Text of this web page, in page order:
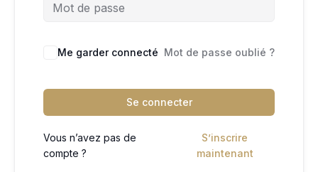
Me garder connecté Mot de passe oublié ?
Se connecter
Vous n’avez pas de
compte ?
S’inscrire
maintenant